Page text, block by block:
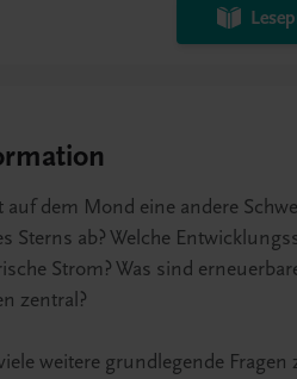
auf dem Mond eine andere
Sterns ab? Welche
Strom? Was sind
zentral?
weitere grundlegende